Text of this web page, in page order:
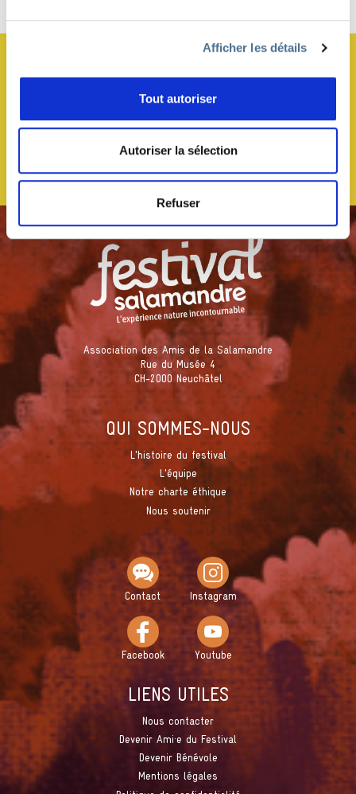
Afficher les détails
Tout autoriser
Autoriser la sélection
Refuser
JE M’ABONNE À LA NEWSLETTER !
Association des Amis de la Salamandre
Rue du Musée 4
CH-2000 Neuchâtel
QUI SOMMES-NOUS
L'histoire du festival
L'équipe
Notre charte éthique
Nous soutenir
Contact Instagram
Facebook Youtube
LIENS UTILES
Nous contacter
Devenir Ami·e du Festival
Devenir Bénévole
Mentions légales